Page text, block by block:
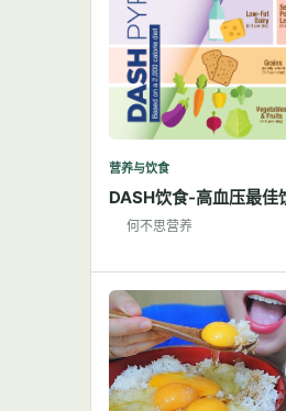
营养与饮食
DASH饮食-高血压最佳
何不思营养